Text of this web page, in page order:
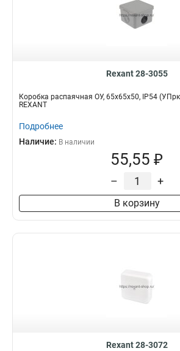
Rexant 28-3055
Коробка распаячная ОУ, 65x65x50, IP54
REXANT
Подробнее
Наличие: В наличии
55,55 ₽
– +
В корзину
Rexant 28-3072